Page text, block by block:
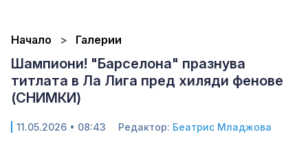
Начало Галерии
Шампиони! "Барселона" празнува
титлата в Ла Лига пред хиляди фенове
(СНИМКИ)
11.05.2026 • 08:43 Редактор: Беатрис Младжова